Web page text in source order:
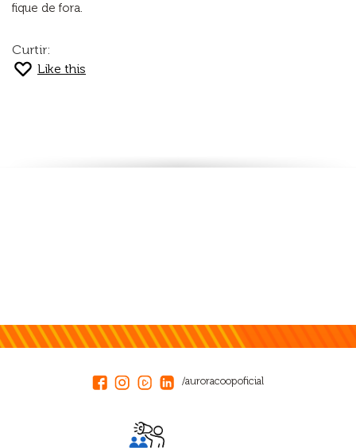
fique de fora.
Curtir:
Like this
/auroracoopoficial